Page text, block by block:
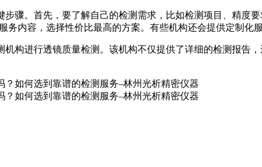
骤。首先，要了解自己的检测需求，比如检测项目、精度
务内容，选择性价比最高的方案。有些机构还会提供定制化
机构进行透镜质量检测。该机构不仅提供了详细的检测报告